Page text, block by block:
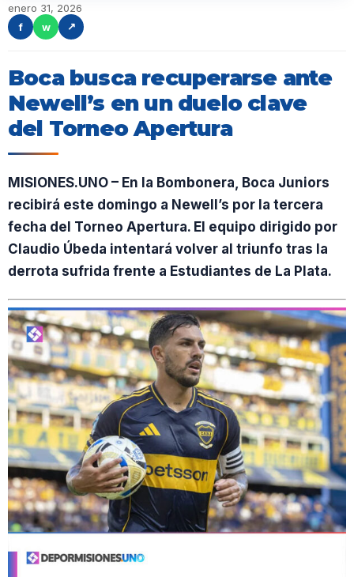
enero 31, 2026
f
w ↗
Boca busca recuperarse ante
Newell’s en un duelo clave
del Torneo Apertura
MISIONES.UNO – En la Bombonera, Boca Juniors
recibirá este domingo a Newell’s por la tercera
fecha del Torneo Apertura. El equipo dirigido por
Claudio Úbeda intentará volver al triunfo tras la
derrota sufrida frente a Estudiantes de La Plata.